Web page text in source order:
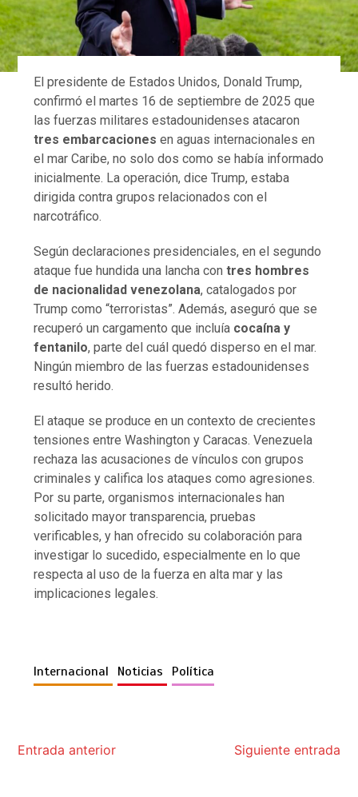
El presidente de Estados Unidos, Donald Trump,
confirmó el martes 16 de septiembre de 2025 que
las fuerzas militares estadounidenses atacaron
tres embarcaciones en aguas internacionales en
el mar Caribe, no solo dos como se había informado
inicialmente. La operación, dice Trump, estaba
dirigida contra grupos relacionados con el
narcotráfico.
Según declaraciones presidenciales, en el segundo
ataque fue hundida una lancha contres hombres
de nacionalidad venezolana, catalogados por
Trump como “terroristas”. Además, aseguró que se
recuperó un cargamento que incluía cocaína y
fentanilo, parte del cuál quedó disperso en el mar.
Ningún miembro de las fuerzas estadounidenses
resultó herido.
El ataque se produce en un contexto de crecientes
tensiones entre Washington y Caracas. Venezuela
rechaza las acusaciones de vínculos con grupos
criminales y califica los ataques como agresiones.
Por su parte, organismos internacionales han
solicitado mayor transparencia, pruebas
verificables, y han ofrecido su colaboración para
investigar lo sucedido, especialmente en lo que
respecta al uso de la fuerza en alta mar y las
implicaciones legales.
Internacional Noticias Política
Entrada anterior Siguiente entrada